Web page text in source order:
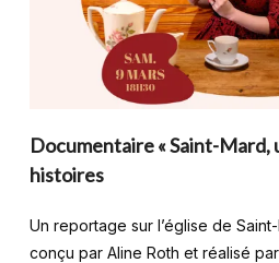
Documentaire « Saint-Mard,
histoires
Un reportage sur l’église de
conçu par Aline Roth et réalisé